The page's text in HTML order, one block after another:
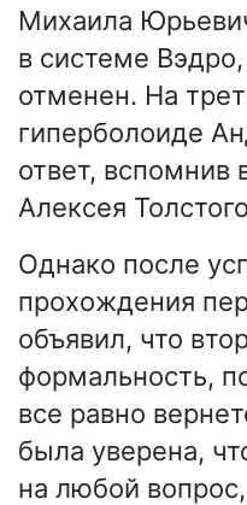
Михаила
в системе
отменен. На
гиперболоиде
ответ, вспомнив
Алексея
Однако после
прохождения
объявил, что
формальность,
все равно
была уверена,
на любой